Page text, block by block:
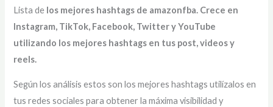
Lista de los mejores hashtags de amazonfba. Crece en
Instagram, TikTok, Facebook, Twitter y YouTube
utilizando los mejores hashtags en tus post, videos y
reels.
Según los análisis estos son los mejores hashtags utilízalos en
tus redes sociales para obtener la máxima visibilidad y